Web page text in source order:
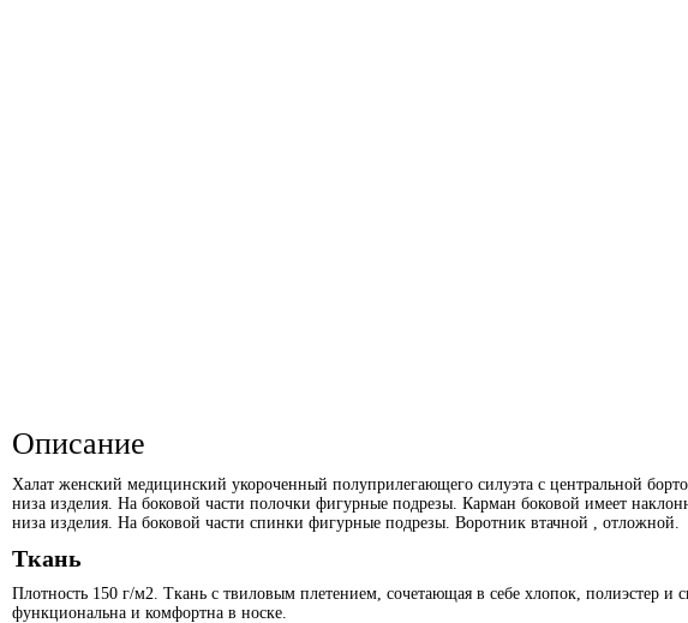
Описание
Халат женский медицинский укороченный полуприлегающего силуэта с центральной
низа изделия. На боковой части полочки фигурные подрезы. Карман боковой имеет
низа изделия. На боковой части спинки фигурные подрезы. Воротник втачной , отложной.
Ткань
Плотность 150 г/м2. Ткань с твиловым плетением, сочетающая в себе хлопок, полиэстер и
функциональна и комфортна в носке.